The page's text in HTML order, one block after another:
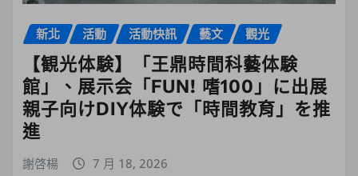
新北 活動 活動快訊 藝文 觀光
【観光体験】「王鼎時間科藝体験
館」、展示会「FUN! 嗜100」に出展
親子向けDIY体験で「時間教育」を推
進
謝啓楊 7 月 18, 2026